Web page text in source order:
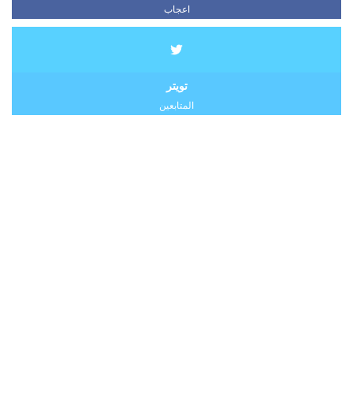
اعجاب
تويتر
المتابعين